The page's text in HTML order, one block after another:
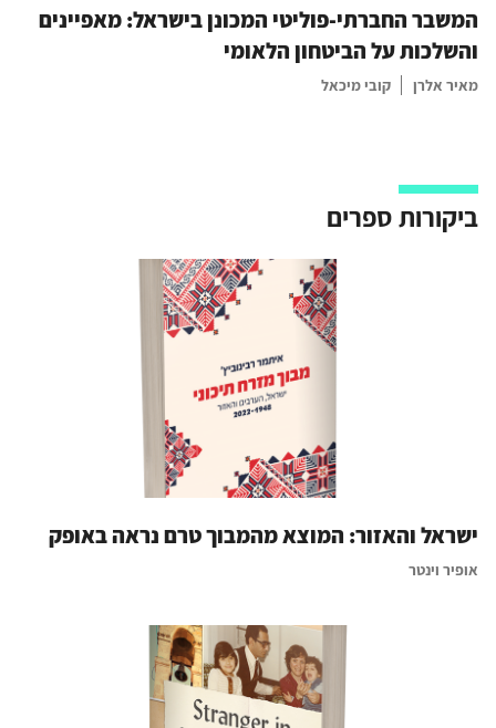
המשבר החברתי-פוליטי המכונן בישראל: מאפיינים
והשלכות על הביטחון הלאומי
מאיר אלרן קובי מיכאל
ביקורות ספרים
ישראל והאזור: המוצא מהמבוך טרם נראה באופק
אופיר וינטר